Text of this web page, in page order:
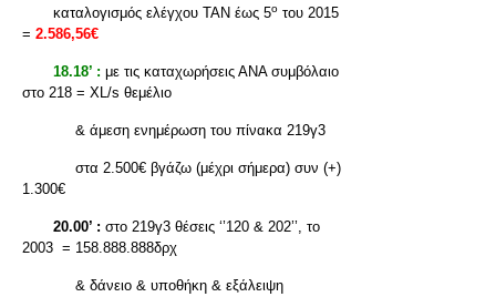
καταλογισμός ελέγχου ΤΑΝ έως 5ο του 2015
= 2.586,56€
18.18’ : με τις καταχωρήσεις ΑΝΑ συμβόλαιο
στο 218 = XL/s θεμέλιο
& άμεση ενημέρωση του πίνακα 219γ3
στα 2.500€ βγάζω (μέχρι σήμερα) συν (+)
1.300€
20.00’ : στο 219γ3 θέσεις ‘’120 & 202’’, το
2003 = 158.888.888δρχ
& δάνειο & υποθήκη & εξάλειψη